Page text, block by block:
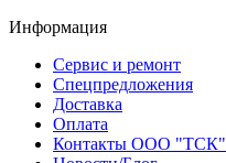
Информация
Сервис и ремонт
Спецпредложения
Доставка
Оплата
Контакты ООО "ТСК"